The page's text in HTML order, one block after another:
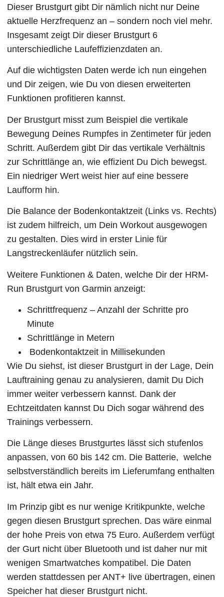
Dieser Brustgurt gibt Dir nämlich nicht nur Deine
aktuelle Herzfrequenz an – sondern noch viel mehr.
Insgesamt zeigt Dir dieser Brustgurt 6
unterschiedliche Laufeffizienzdaten an.
Auf die wichtigsten Daten werde ich nun eingehen
und Dir zeigen, wie Du von diesen erweiterten
Funktionen profitieren kannst.
Der Brustgurt misst zum Beispiel die vertikale
Bewegung Deines Rumpfes in Zentimeter für jeden
Schritt. Außerdem gibt Dir das vertikale Verhältnis
zur Schrittlänge an, wie effizient Du Dich bewegst.
Ein niedriger Wert weist hier auf eine bessere
Laufform hin.
Die Balance der Bodenkontaktzeit (Links vs. Rechts)
ist zudem hilfreich, um Dein Workout ausgewogen
zu gestalten. Dies wird in erster Linie für
Langstreckenläufer nützlich sein.
Weitere Funktionen & Daten, welche Dir der HRM-
Run Brustgurt von Garmin anzeigt:
Schrittfrequenz – Anzahl der Schritte pro
Minute
Schrittlänge in Metern
Bodenkontaktzeit in Millisekunden
Wie Du siehst, ist dieser Brustgurt in der Lage, Dein
Lauftraining genau zu analysieren, damit Du Dich
immer weiter verbessern kannst. Dank der
Echtzeitdaten kannst Du Dich sogar während des
Trainings verbessern.
Die Länge dieses Brustgurtes lässt sich stufenlos
anpassen, von 60 bis 142 cm. Die Batterie, welche
selbstverständlich bereits im Lieferumfang enthalten
ist, hält etwa ein Jahr.
Im Prinzip gibt es nur wenige Kritikpunkte, welche
gegen diesen Brustgurt sprechen. Das wäre einmal
der hohe Preis von etwa 75 Euro. Außerdem verfügt
der Gurt nicht über Bluetooth und ist daher nur mit
wenigen Smartwatches kompatibel. Die Daten
werden stattdessen per ANT+ live übertragen, einen
Speicher hat dieser Brustgurt nicht.